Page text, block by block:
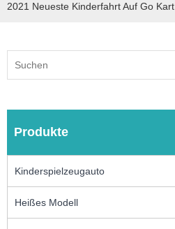
2021 Neueste Kinderfahrt Auf Go Kart
Produkte
Kinderspielzeugauto
Heißes Modell